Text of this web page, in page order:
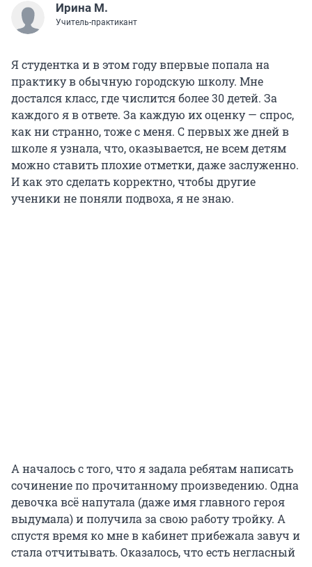
Ирина М.
Учитель-практикант
Я студентка и в этом году впервые попала на
практику в обычную городскую школу. Мне
достался класс, где числится более 30 детей. За
каждого я в ответе. За каждую их оценку — спрос,
как ни странно, тоже с меня. С первых же дней в
школе я узнала, что, оказывается, не всем детям
можно ставить плохие отметки, даже заслуженно.
И как это сделать корректно, чтобы другие
ученики не поняли подвоха, я не знаю.
А началось с того, что я задала ребятам написать
сочинение по прочитанному произведению. Одна
девочка всё напутала (даже имя главного героя
выдумала) и получила за свою работу тройку. А
спустя время ко мне в кабинет прибежала завуч и
стала отчитывать. Оказалось, что есть негласный